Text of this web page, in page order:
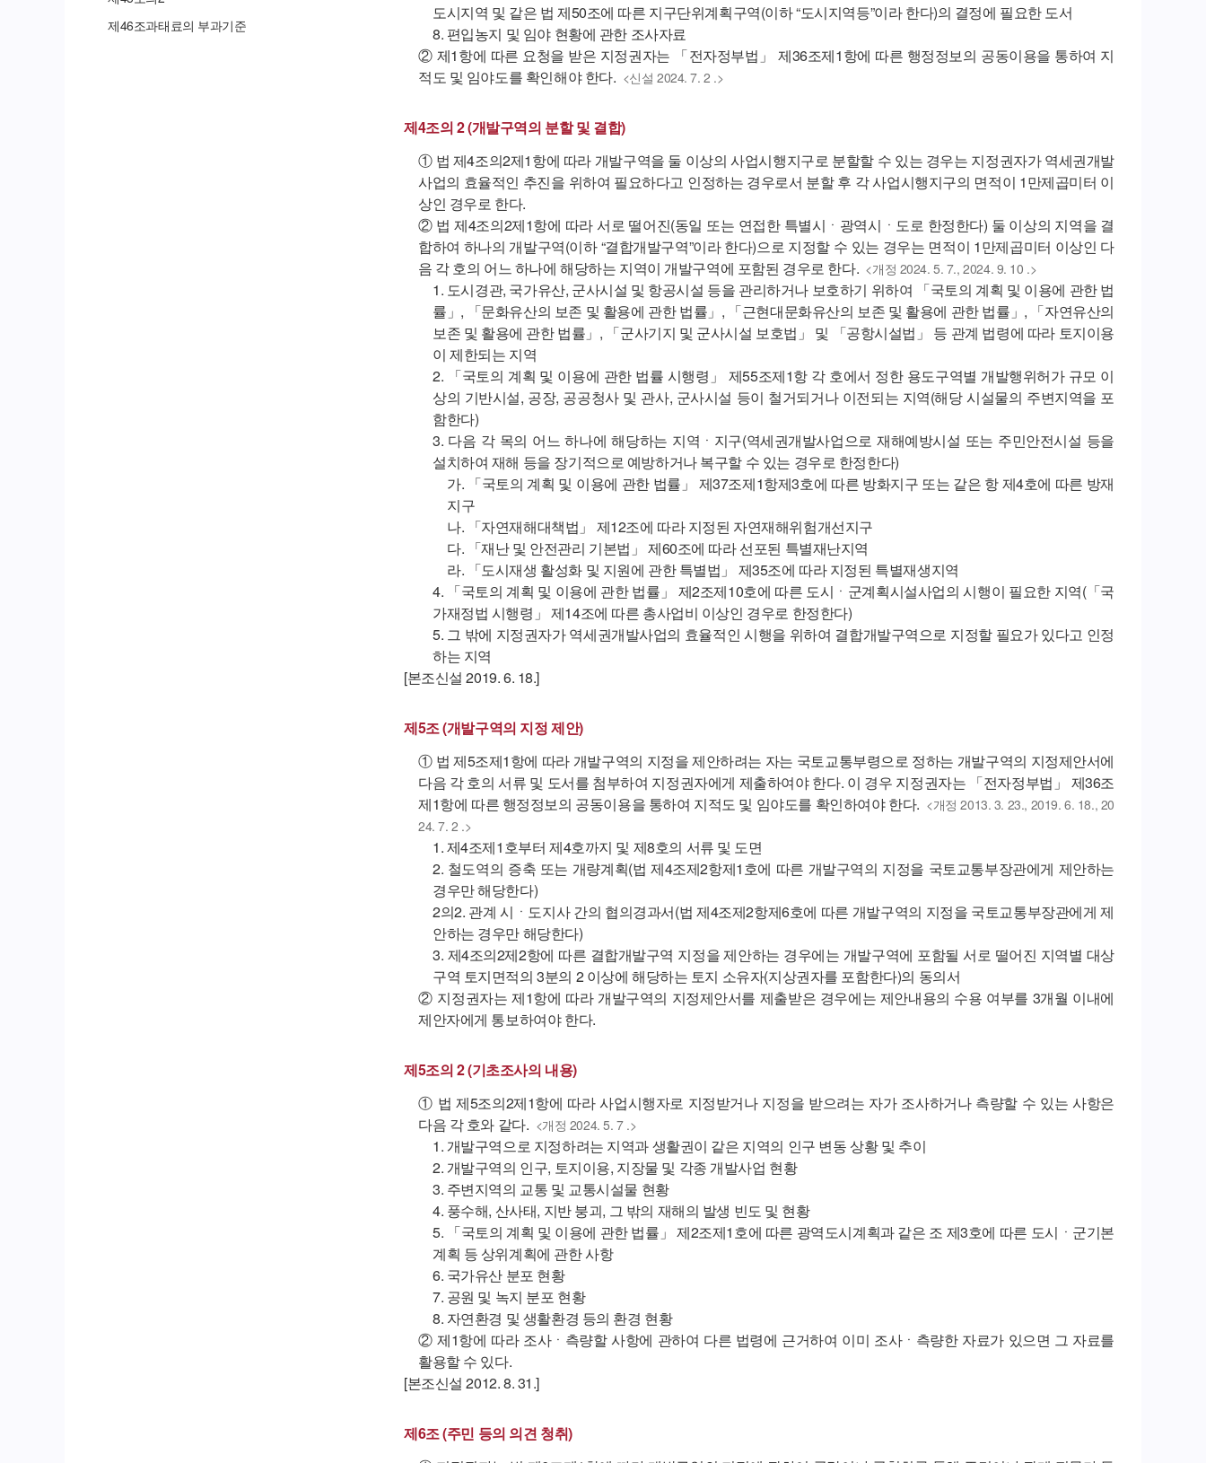
제46조과태료의 부과기준
도시지역 및 같은 법 제50조에 따른 지구단위계획구역(이하 “도시지역등”이라 한다)의 결정에 필요한 도서
8. 편입농지 및 임야 현황에 관한 조사자료
② 제1항에 따른 요청을 받은 지정권자는 「전자정부법」 제36조제1항에 따른 행정정보의 공동이용을 통하여 지
적도 및 임야도를 확인해야 한다. <신설 2024. 7. 2 .>
제4조의 2 (개발구역의 분할 및 결합)
① 법 제4조의2제1항에 따라 개발구역을 둘 이상의 사업시행지구로 분할할 수 있는 경우는 지정권자가 역세권개발
사업의 효율적인 추진을 위하여 필요하다고 인정하는 경우로서 분할 후 각 사업시행지구의 면적이 1만제곱미터 이
상인 경우로 한다.
② 법 제4조의2제1항에 따라 서로 떨어진(동일 또는 연접한 특별시ㆍ광역시ㆍ도로 한정한다) 둘 이상의 지역을 결
합하여 하나의 개발구역(이하 “결합개발구역”이라 한다)으로 지정할 수 있는 경우는 면적이 1만제곱미터 이상인 다
음 각 호의 어느 하나에 해당하는 지역이 개발구역에 포함된 경우로 한다. <개정 2024. 5. 7., 2024. 9. 10 .>
1. 도시경관, 국가유산, 군사시설 및 항공시설 등을 관리하거나 보호하기 위하여 「국토의 계획 및 이용에 관한 법
률」, 「문화유산의 보존 및 활용에 관한 법률」, 「근현대문화유산의 보존 및 활용에 관한 법률」, 「자연유산의
보존 및 활용에 관한 법률」, 「군사기지 및 군사시설 보호법」 및 「공항시설법」 등 관계 법령에 따라 토지이용
이 제한되는 지역
2. 「국토의 계획 및 이용에 관한 법률 시행령」 제55조제1항 각 호에서 정한 용도구역별 개발행위허가 규모 이
상의 기반시설, 공장, 공공청사 및 관사, 군사시설 등이 철거되거나 이전되는 지역(해당 시설물의 주변지역을 포
함한다)
3. 다음 각 목의 어느 하나에 해당하는 지역ㆍ지구(역세권개발사업으로 재해예방시설 또는 주민안전시설 등을
설치하여 재해 등을 장기적으로 예방하거나 복구할 수 있는 경우로 한정한다)
가. 「국토의 계획 및 이용에 관한 법률」 제37조제1항제3호에 따른 방화지구 또는 같은 항 제4호에 따른 방재
지구
나. 「자연재해대책법」 제12조에 따라 지정된 자연재해위험개선지구
다. 「재난 및 안전관리 기본법」 제60조에 따라 선포된 특별재난지역
라. 「도시재생 활성화 및 지원에 관한 특별법」 제35조에 따라 지정된 특별재생지역
4. 「국토의 계획 및 이용에 관한 법률」 제2조제10호에 따른 도시ㆍ군계획시설사업의 시행이 필요한 지역(「국
가재정법 시행령」 제14조에 따른 총사업비 이상인 경우로 한정한다)
5. 그 밖에 지정권자가 역세권개발사업의 효율적인 시행을 위하여 결합개발구역으로 지정할 필요가 있다고 인정
하는 지역
[본조신설 2019. 6. 18.]
제5조 (개발구역의 지정 제안)
① 법 제5조제1항에 따라 개발구역의 지정을 제안하려는 자는 국토교통부령으로 정하는 개발구역의 지정제안서에
다음 각 호의 서류 및 도서를 첨부하여 지정권자에게 제출하여야 한다. 이 경우 지정권자는 「전자정부법」 제36조
제1항에 따른 행정정보의 공동이용을 통하여 지적도 및 임야도를 확인하여야 한다. <개정 2013. 3. 23., 2019. 6. 18., 20
24. 7. 2 .>
1. 제4조제1호부터 제4호까지 및 제8호의 서류 및 도면
2. 철도역의 증축 또는 개량계획(법 제4조제2항제1호에 따른 개발구역의 지정을 국토교통부장관에게 제안하는
경우만 해당한다)
2의2. 관계 시ㆍ도지사 간의 협의경과서(법 제4조제2항제6호에 따른 개발구역의 지정을 국토교통부장관에게 제
안하는 경우만 해당한다)
3. 제4조의2제2항에 따른 결합개발구역 지정을 제안하는 경우에는 개발구역에 포함될 서로 떨어진 지역별 대상
구역 토지면적의 3분의 2 이상에 해당하는 토지 소유자(지상권자를 포함한다)의 동의서
② 지정권자는 제1항에 따라 개발구역의 지정제안서를 제출받은 경우에는 제안내용의 수용 여부를 3개월 이내에
제안자에게 통보하여야 한다.
제5조의 2 (기초조사의 내용)
① 법 제5조의2제1항에 따라 사업시행자로 지정받거나 지정을 받으려는 자가 조사하거나 측량할 수 있는 사항은
다음 각 호와 같다. <개정 2024. 5. 7 .>
1. 개발구역으로 지정하려는 지역과 생활권이 같은 지역의 인구 변동 상황 및 추이
2. 개발구역의 인구, 토지이용, 지장물 및 각종 개발사업 현황
3. 주변지역의 교통 및 교통시설물 현황
4. 풍수해, 산사태, 지반 붕괴, 그 밖의 재해의 발생 빈도 및 현황
5. 「국토의 계획 및 이용에 관한 법률」 제2조제1호에 따른 광역도시계획과 같은 조 제3호에 따른 도시ㆍ군기본
계획 등 상위계획에 관한 사항
6. 국가유산 분포 현황
7. 공원 및 녹지 분포 현황
8. 자연환경 및 생활환경 등의 환경 현황
② 제1항에 따라 조사ㆍ측량할 사항에 관하여 다른 법령에 근거하여 이미 조사ㆍ측량한 자료가 있으면 그 자료를
활용할 수 있다.
[본조신설 2012. 8. 31.]
제6조 (주민 등의 의견 청취)